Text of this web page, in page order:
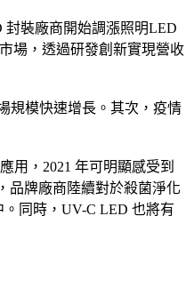
封裝廠商開始調漲照明LED
場，透過研發創新實現營收
規模快速增長。其次，疫情
用，2021 年可明顯感受到
品牌廠商陸續對於殺菌淨化
同時，UV-C LED 也將有